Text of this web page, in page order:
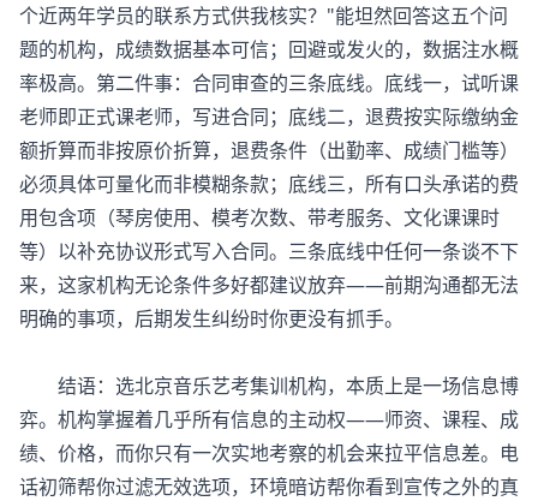
个近两年学员的联系方式供我核实？"能坦然回答这五个问
题的机构，成绩数据基本可信；回避或发火的，数据注水概
率极高。第二件事：合同审查的三条底线。底线一，试听课
老师即正式课老师，写进合同；底线二，退费按实际缴纳金
额折算而非按原价折算，退费条件（出勤率、成绩门槛等）
必须具体可量化而非模糊条款；底线三，所有口头承诺的费
用包含项（琴房使用、模考次数、带考服务、文化课课时
等）以补充协议形式写入合同。三条底线中任何一条谈不下
来，这家机构无论条件多好都建议放弃——前期沟通都无法
明确的事项，后期发生纠纷时你更没有抓手。
结语：选北京音乐艺考集训机构，本质上是一场信息博
弈。机构掌握着几乎所有信息的主动权——师资、课程、成
绩、价格，而你只有一次实地考察的机会来拉平信息差。电
话初筛帮你过滤无效选项，环境暗访帮你看到宣传之外的真